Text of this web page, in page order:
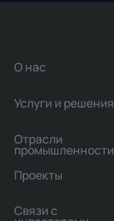
О нас
Услуги и решения
Отрасли
промышленности
Проекты
Связи с